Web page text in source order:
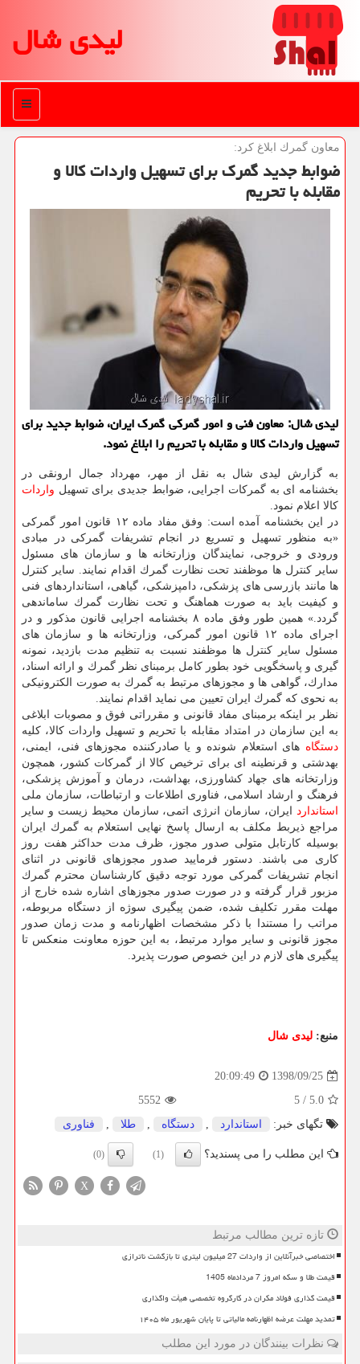
لیدی شال
منو
معاون گمرك ابلاغ كرد:
ضوابط جدید گمرك برای تسهیل واردات كالا و
مقابله با تحریم
لیدی شال: معاون فنی و امور گمركی گمرك ایران، ضوابط جدید برای
تسهیل واردات كالا و مقابله با تحریم را ابلاغ نمود.
به گزارش لیدی شال به نقل از مهر، مهرداد جمال ارونقی در
بخشنامه ای به گمركات اجرایی، ضوابط جدیدی برای تسهیل واردات
كالا اعلام نمود.
در این بخشنامه آمده است: وفق مفاد ماده ۱۲ قانون امور گمركی
«به منظور تسهیل و تسریع در انجام تشریفات گمركی در مبادی
ورودی و خروجی، نمایندگان وزارتخانه ها و سازمان های مسئول
سایر كنترل ها موظفند تحت نظارت گمرك اقدام نمایند. سایر كنترل
ها مانند بازرسی های پزشكی، دامپزشكی، گیاهی، استانداردهای فنی
و كیفیت باید به صورت هماهنگ و تحت نظارت گمرك ساماندهی
گردد.» همین طور وفق ماده ۸ بخشنامه اجرایی قانون مذكور و در
اجرای ماده ۱۲ قانون امور گمركی، وزارتخانه ها و سازمان های
مسئول سایر كنترل ها موظفند نسبت به تنظیم مدت بازدید، نمونه
گیری و پاسخگویی خود بطور كامل برمبنای نظر گمرك و ارائه اسناد،
مدارك، گواهی ها و مجوزهای مرتبط به گمرك به صورت الكترونیكی
به نحوی كه گمرك ایران تعیین می نماید اقدام نمایند.
نظر بر اینكه برمبنای مفاد قانونی و مقرراتی فوق و مصوبات ابلاغی
به این سازمان در امتداد مقابله با تحریم و تسهیل واردات كالا، كلیه
دستگاه های استعلام شونده و یا صادركننده مجوزهای فنی، ایمنی،
بهدشتی و قرنطینه ای برای ترخیص كالا از گمركات كشور، همچون
وزارتخانه های جهاد كشاورزی، بهداشت، درمان و آموزش پزشكی،
فرهنگ و ارشاد اسلامی، فناوری اطلاعات و ارتباطات، سازمان ملی
استاندارد ایران، سازمان انرژی اتمی، سازمان محیط زیست و سایر
مراجع ذیربط مكلف به ارسال پاسخ نهایی استعلام به گمرك ایران
بوسیله كارتابل متولی صدور مجوز، ظرف مدت حداكثر هفت روز
كاری می باشند. دستور فرمایید صدور مجوزهای قانونی در اثنای
انجام تشریفات گمركی مورد توجه دقیق كارشناسان محترم گمرك
مزبور قرار گرفته و در صورت صدور مجوزهای اشاره شده خارج از
مهلت مقرر تكلیف شده، ضمن پیگیری سوژه از دستگاه مربوطه،
مراتب را مستندا با ذكر مشخصات اظهارنامه و مدت زمان صدور
مجوز قانونی و سایر موارد مرتبط، به این حوزه معاونت منعكس تا
پیگیری های لازم در این خصوص صورت پذیرد.
منبع: لیدی شال
1398/09/25
20:09:49
5.0
/
5
5552
تگهای خبر:
استاندارد , دستگاه , طلا , فناوری
این مطلب را می پسندید؟ (1)
(0)
X
تازه ترین مطالب مرتبط
اختصاصی خبرآنلاین از واردات 27 میلیون لیتری تا بازگشت ناترازی
قیمت طلا و سکه امروز 7 مردادماه 1405
قیمت گذاری فولاد مکران در کارگروه تخصصی هیأت واگذاری
تمدید مهلت عرضه اظهارنامه مالیاتی تا پایان شهریور ماه ۱۴۰۵
نظرات بینندگان در مورد این مطلب